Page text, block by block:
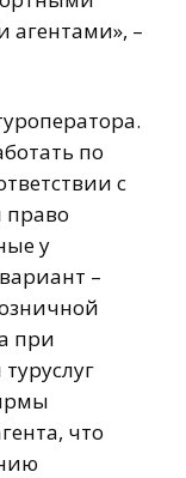
–
по
с
право
у
–
при
что